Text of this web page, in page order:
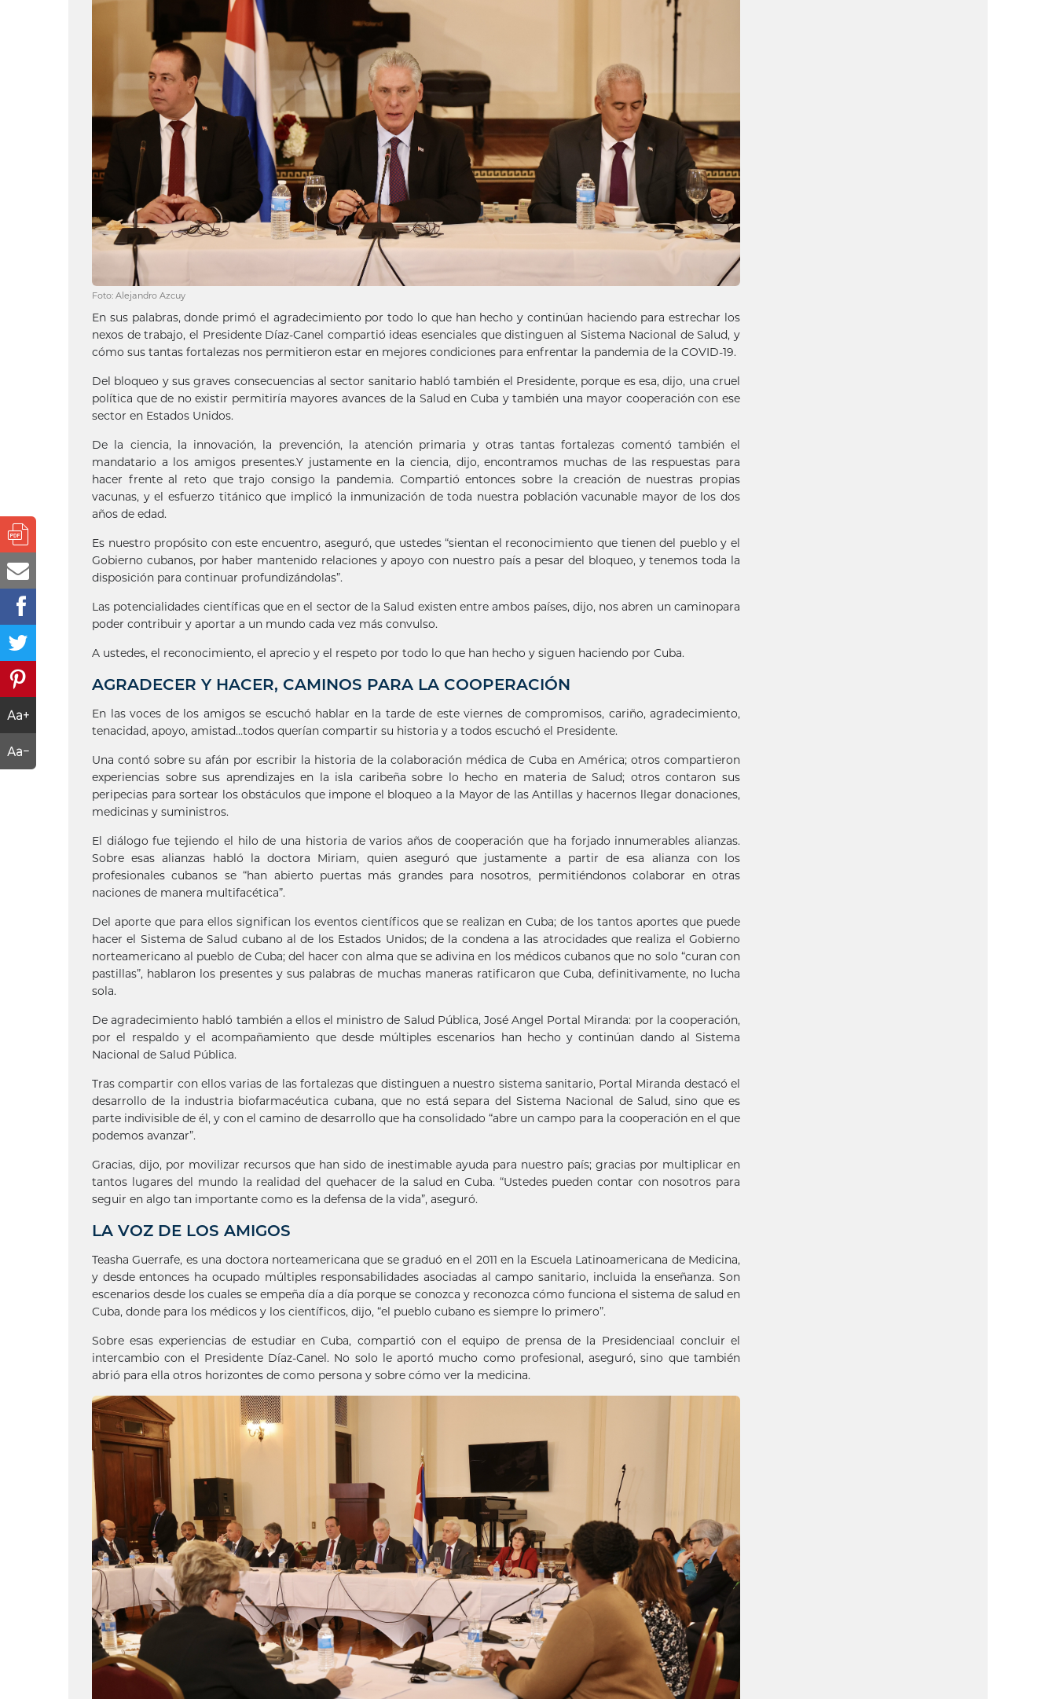
Foto: Alejandro Azcuy
En sus palabras, donde primó el agradecimiento por todo lo que han hecho y continúan haciendo para estrechar los
nexos de trabajo, el Presidente Díaz-Canel compartió ideas esenciales que distinguen al Sistema Nacional de Salud, y
cómo sus tantas fortalezas nos permitieron estar en mejores condiciones para enfrentar la pandemia de la COVID-19.
Del bloqueo y sus graves consecuencias al sector sanitario habló también el Presidente, porque es esa, dijo, una cruel
política que de no existir permitiría mayores avances de la Salud en Cuba y también una mayor cooperación con ese
sector en Estados Unidos.
De la ciencia, la innovación, la prevención, la atención primaria y otras tantas fortalezas comentó también el
mandatario a los amigos presentes.Y justamente en la ciencia, dijo, encontramos muchas de las respuestas para
hacer frente al reto que trajo consigo la pandemia. Compartió entonces sobre la creación de nuestras propias
vacunas, y el esfuerzo titánico que implicó la inmunización de toda nuestra población vacunable mayor de los dos
años de edad.
Es nuestro propósito con este encuentro, aseguró, que ustedes “sientan el reconocimiento que tienen del pueblo y el
Gobierno cubanos, por haber mantenido relaciones y apoyo con nuestro país a pesar del bloqueo, y tenemos toda la
disposición para continuar profundizándolas”.
Las potencialidades científicas que en el sector de la Salud existen entre ambos países, dijo, nos abren un caminopara
poder contribuir y aportar a un mundo cada vez más convulso.
A ustedes, el reconocimiento, el aprecio y el respeto por todo lo que han hecho y siguen haciendo por Cuba.
AGRADECER Y HACER, CAMINOS PARA LA COOPERACIÓN
En las voces de los amigos se escuchó hablar en la tarde de este viernes de compromisos, cariño, agradecimiento,
tenacidad, apoyo, amistad…todos querían compartir su historia y a todos escuchó el Presidente.
Una contó sobre su afán por escribir la historia de la colaboración médica de Cuba en América; otros compartieron
experiencias sobre sus aprendizajes en la isla caribeña sobre lo hecho en materia de Salud; otros contaron sus
peripecias para sortear los obstáculos que impone el bloqueo a la Mayor de las Antillas y hacernos llegar donaciones,
medicinas y suministros.
El diálogo fue tejiendo el hilo de una historia de varios años de cooperación que ha forjado innumerables alianzas.
Sobre esas alianzas habló la doctora Miriam, quien aseguró que justamente a partir de esa alianza con los
profesionales cubanos se “han abierto puertas más grandes para nosotros, permitiéndonos colaborar en otras
naciones de manera multifacética”.
Del aporte que para ellos significan los eventos científicos que se realizan en Cuba; de los tantos aportes que puede
hacer el Sistema de Salud cubano al de los Estados Unidos; de la condena a las atrocidades que realiza el Gobierno
norteamericano al pueblo de Cuba; del hacer con alma que se adivina en los médicos cubanos que no solo “curan con
pastillas”, hablaron los presentes y sus palabras de muchas maneras ratificaron que Cuba, definitivamente, no lucha
sola.
De agradecimiento habló también a ellos el ministro de Salud Pública, José Angel Portal Miranda: por la cooperación,
por el respaldo y el acompañamiento que desde múltiples escenarios han hecho y continúan dando al Sistema
Nacional de Salud Pública.
Tras compartir con ellos varias de las fortalezas que distinguen a nuestro sistema sanitario, Portal Miranda destacó el
desarrollo de la industria biofarmacéutica cubana, que no está separa del Sistema Nacional de Salud, sino que es
parte indivisible de él, y con el camino de desarrollo que ha consolidado “abre un campo para la cooperación en el que
podemos avanzar”.
Gracias, dijo, por movilizar recursos que han sido de inestimable ayuda para nuestro país; gracias por multiplicar en
tantos lugares del mundo la realidad del quehacer de la salud en Cuba. “Ustedes pueden contar con nosotros para
seguir en algo tan importante como es la defensa de la vida”, aseguró.
LA VOZ DE LOS AMIGOS
Teasha Guerrafe, es una doctora norteamericana que se graduó en el 2011 en la Escuela Latinoamericana de Medicina,
y desde entonces ha ocupado múltiples responsabilidades asociadas al campo sanitario, incluida la enseñanza. Son
escenarios desde los cuales se empeña día a día porque se conozca y reconozca cómo funciona el sistema de salud en
Cuba, donde para los médicos y los científicos, dijo, “el pueblo cubano es siempre lo primero”.
Sobre esas experiencias de estudiar en Cuba, compartió con el equipo de prensa de la Presidenciaal concluir el
intercambio con el Presidente Díaz-Canel. No solo le aportó mucho como profesional, aseguró, sino que también
abrió para ella otros horizontes de como persona y sobre cómo ver la medicina.